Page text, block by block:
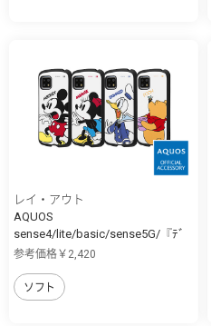
レイ・アウト
AQUOS
sense4/lite/basic/sense5G/『ﾃﾞ
ｨ...
参考価格￥2,420
ソフト